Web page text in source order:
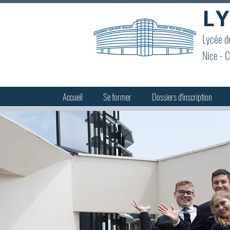
Lycée
Nice -
Accueil Se former Dossiers d'inscription